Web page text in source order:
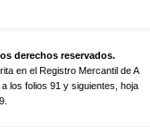
derechos reservados.
en el Registro Mercantil de A
los folios 91 y siguientes, hoja